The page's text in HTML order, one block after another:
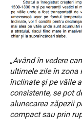
„Având în vedere
ultimele zile în zona
înclinate și pe văile
consistente, se pot
alunecarea zăpezii
compact sau prin